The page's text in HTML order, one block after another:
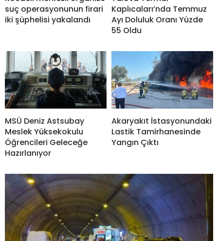
suç operasyonunun firari
iki şüphelisi yakalandı
Kaplıcaları’nda Temmuz
Ayı Doluluk Oranı Yüzde
55 Oldu
MSÜ Deniz Astsubay
Meslek Yüksekokulu
Öğrencileri Geleceğe
Hazırlanıyor
Akaryakıt İstasyonundaki
Lastik Tamirhanesinde
Yangın Çıktı